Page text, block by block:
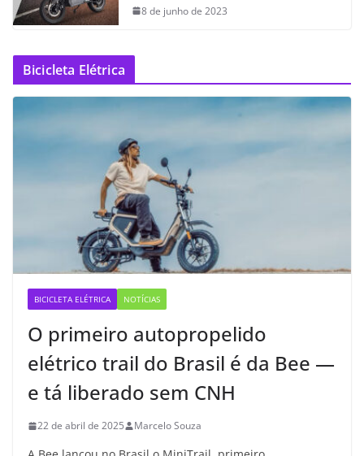
8 de junho de 2023
Bicicleta Elétrica
BICICLETA ELÉTRICA NOTÍCIAS
O primeiro autopropelido
elétrico trail do Brasil é da Bee —
e tá liberado sem CNH
22 de abril de 2025 Marcelo Souza